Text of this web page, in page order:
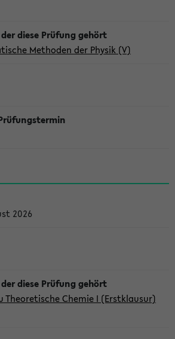
Methoden der Physik (V)
2026
Theoretische Chemie I (Erstklausur)